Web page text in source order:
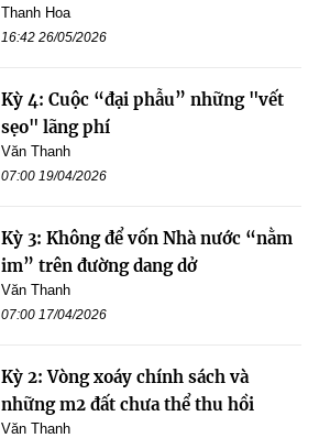
Thanh Hoa
16:42 26/05/2026
Kỳ 4: Cuộc “đại phẫu” những "vết
sẹo" lãng phí
Văn Thanh
07:00 19/04/2026
Kỳ 3: Không để vốn Nhà nước “nằm
im” trên đường dang dở
Văn Thanh
07:00 17/04/2026
Kỳ 2: Vòng xoáy chính sách và
những m2 đất chưa thể thu hồi
Văn Thanh